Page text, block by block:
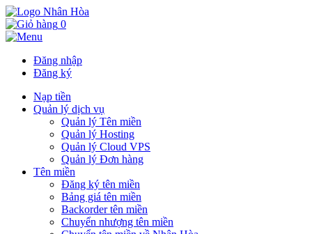
0
Đăng nhập
Đăng ký
Nạp tiền
Quản lý dịch vụ
Quản lý Tên miền
Quản lý Hosting
Quản lý Cloud VPS
Quản lý Đơn hàng
Tên miền
Đăng ký tên miền
Bảng giá tên miền
Backorder tên miền
Chuyển nhượng tên miền